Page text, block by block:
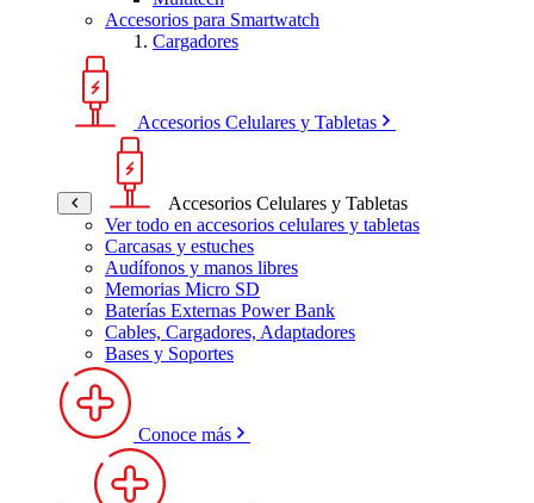
Accesorios para Smartwatch
Cargadores
Accesorios Celulares y Tabletas
Accesorios Celulares y Tabletas
Ver todo en accesorios celulares y tabletas
Carcasas y estuches
Audífonos y manos libres
Memorias Micro SD
Baterías Externas Power Bank
Cables, Cargadores, Adaptadores
Bases y Soportes
Conoce más